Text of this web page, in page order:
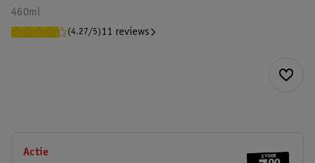
460ml
(4.27/5)11 reviews
Actie